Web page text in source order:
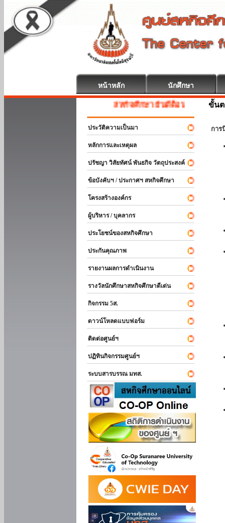
หน้าหลัก นักศึกษา
สหกิจศึกษา ยินดีต้อนรับ
ประวัติความเป็นมา
หลักการและเหตุผล
ปรัชญา วิสัยทัศน์ พันธกิจ วัตถุประสงค์
ข้อบังคับฯ / ประกาศฯ สหกิจศึกษา
โครงสร้างองค์กร
ผู้บริหาร / บุคลากร
ประโยชน์ของสหกิจศึกษา
ประกันคุณภาพ
รายงานผลการดำเนินงาน
รางวัลนักศึกษาสหกิจศึกษาดีเด่น
กิจกรรม 5ส.
ดาวน์โหลดแบบฟอร์ม
ติดต่อศูนย์ฯ
ปฏิทินกิจกรรมศูนย์ฯ
ระบบสารบรรณ มทส.
ขั้นต
การ